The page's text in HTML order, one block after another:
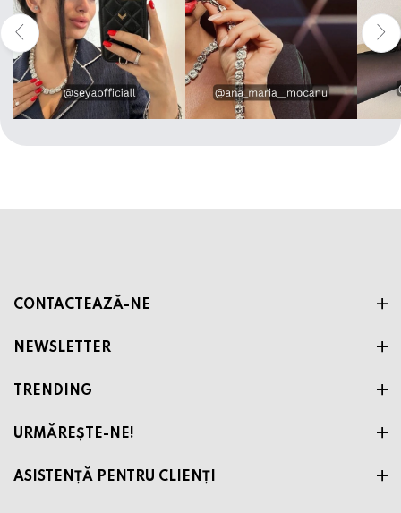
CONTACTEAZĂ-NE
NEWSLETTER
TRENDING
URMĂREȘTE-NE!
ASISTENȚĂ PENTRU CLIENȚI